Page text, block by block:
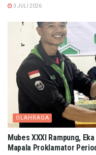
3 JULI 2026
OLAHRAGA
Mubes XXXI Rampung,
Mapala Proklamator